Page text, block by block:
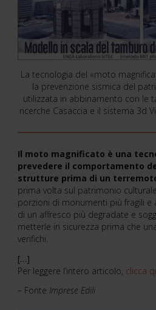
La tecnologia del «moto
la prevenzione sismica del
utilizzata in abbinamento con le
ricerche Casaccia e il sistema 3d
Il moto magnificato è una
prevedere il comportamento
strutture prima di un
prima volta sul patrimonio
porzioni di monumenti più fragili e
di un affresco più degradate e
metterle in sicurezza prima che
verifichi.
[…]
Per leggere l’intero articolo, clicca
– Fonte Imprese Edili